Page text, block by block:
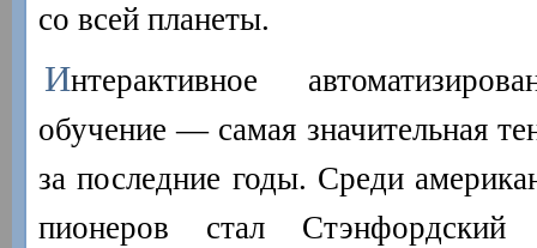
со всей планеты.
Интерактивное
обучение — самая значительная
за последние годы. Среди
пионеров стал Стэнфордский